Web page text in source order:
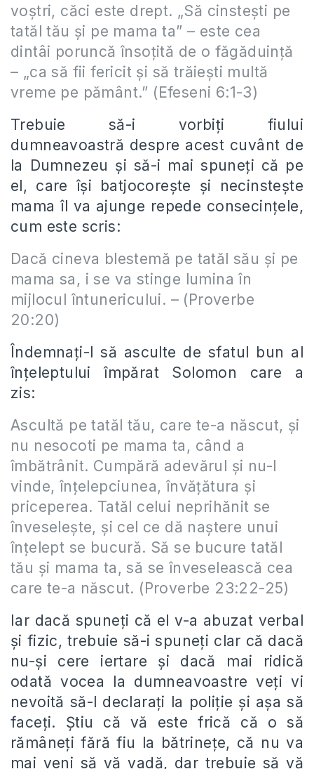
voştri, căci este drept. „Să cinsteşti pe
tatăl tău şi pe mama ta” – este cea
dintâi poruncă însoţită de o făgăduinţă
– „ca să fii fericit şi să trăieşti multă
vreme pe pământ.” (Efeseni 6:1-3)
Trebuie să-i vorbiți fiului
dumneavoastră despre acest cuvânt de
la Dumnezeu și să-i mai spuneți că pe
el, care își batjocorește și necinstește
mama îl va ajunge repede consecințele,
cum este scris:
Dacă cineva blestemă pe tatăl său şi pe
mama sa, i se va stinge lumina în
mijlocul întunericului. – (Proverbe
20:20)
Îndemnați-l să asculte de sfatul bun al
înțeleptului împărat Solomon care a
zis:
Ascultă pe tatăl tău, care te-a născut, şi
nu nesocoti pe mama ta, când a
îmbătrânit. Cumpără adevărul şi nu-l
vinde, înţelepciunea, învăţătura şi
priceperea. Tatăl celui neprihănit se
înveseleşte, şi cel ce dă naştere unui
înţelept se bucură. Să se bucure tatăl
tău şi mama ta, să se înveselească cea
care te-a născut. (Proverbe 23:22-25)
Iar dacă spuneți că el v-a abuzat verbal
și fizic, trebuie să-i spuneți clar că dacă
nu-și cere iertare și dacă mai ridică
odată vocea la dumneavoastre veți vi
nevoită să-l declarați la poliție și așa să
faceți. Știu că vă este frică că o să
rămâneți fără fiu la bătrinețe, că nu va
mai veni să vă vadă, dar trebuie să vă